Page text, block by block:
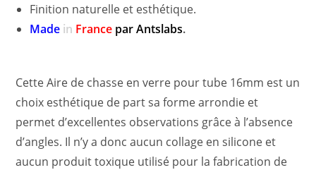
Finition naturelle et esthétique.
Made in France par Antslabs.
Cette Aire de chasse en verre pour tube 16mm est un
choix esthétique de part sa forme arrondie et
permet d’excellentes observations grâce à l’absence
d’angles. Il n’y a donc aucun collage en silicone et
aucun produit toxique utilisé pour la fabrication de